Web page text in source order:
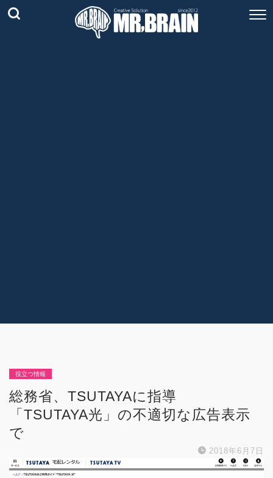
役立つ情報
総務省、TSUTAYAに指導
「TSUTAYA光」の不適切な広告表示
で
2018年6月7日